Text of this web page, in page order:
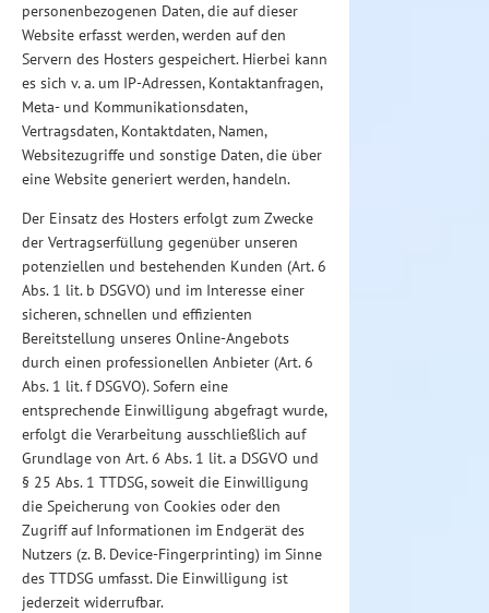
personenbezogenen Daten, die auf dieser
Website erfasst werden, werden auf den
Servern des Hosters gespeichert. Hierbei kann
es sich v. a. um IP-Adressen, Kontaktanfragen,
Meta- und Kommunikationsdaten,
Vertragsdaten, Kontaktdaten, Namen,
Websitezugriffe und sonstige Daten, die über
eine Website generiert werden, handeln.
Der Einsatz des Hosters erfolgt zum Zwecke
der Vertragserfüllung gegenüber unseren
potenziellen und bestehenden Kunden (Art. 6
Abs. 1 lit. b DSGVO) und im Interesse einer
sicheren, schnellen und effizienten
Bereitstellung unseres Online-Angebots
durch einen professionellen Anbieter (Art. 6
Abs. 1 lit. f DSGVO). Sofern eine
entsprechende Einwilligung abgefragt wurde,
erfolgt die Verarbeitung ausschließlich auf
Grundlage von Art. 6 Abs. 1 lit. a DSGVO und
§ 25 Abs. 1 TTDSG, soweit die Einwilligung
die Speicherung von Cookies oder den
Zugriff auf Informationen im Endgerät des
Nutzers (z. B. Device-Fingerprinting) im Sinne
des TTDSG umfasst. Die Einwilligung ist
jederzeit widerrufbar.